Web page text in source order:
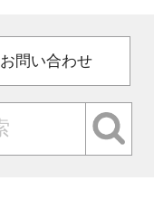
お問い合わせ